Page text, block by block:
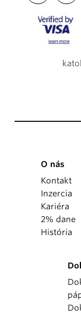
O nás
Kontakt
Inzercia
Kariéra
2% dane
História